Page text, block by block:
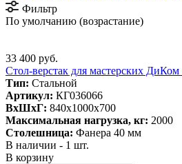
Фильтр
По умолчанию (возрастание)
33 400 руб.
Стол-верстак для мастерских
Тип: Стальной
Артикул: КГ036066
ВxШxГ: 840x1000x700
Максимальная нагрузка, кг: 2000
Столешница: Фанера 40 мм
В наличии - 1 шт.
В корзину